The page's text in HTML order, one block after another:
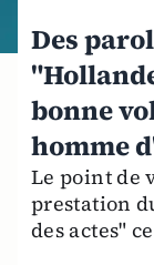
Des
bonne
homme
Le point de
prestation
des actes"